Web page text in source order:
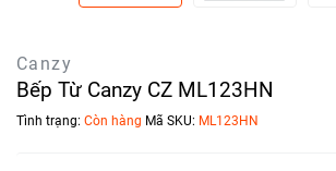
Canzy
Bếp Từ Canzy CZ ML123HN
Tình trạng: Còn hàng Mã SKU: ML123HN